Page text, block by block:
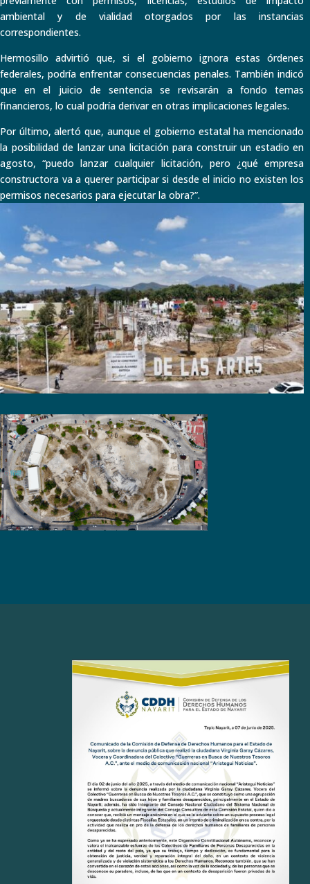
ambiental y de vialidad otorgados por las instancias
correspondientes.
Hermosillo advirtió que, si el gobierno ignora estas órdenes
federales, podría enfrentar consecuencias penales. También indicó
que en el juicio de sentencia se revisarán a fondo temas
financieros, lo cual podría derivar en otras implicaciones legales.
Por último, alertó que, aunque el gobierno estatal ha mencionado
la posibilidad de lanzar una licitación para construir un estadio en
agosto, “puedo lanzar cualquier licitación, pero ¿qué empresa
constructora va a querer participar si desde el inicio no existen los
permisos necesarios para ejecutar la obra?”.